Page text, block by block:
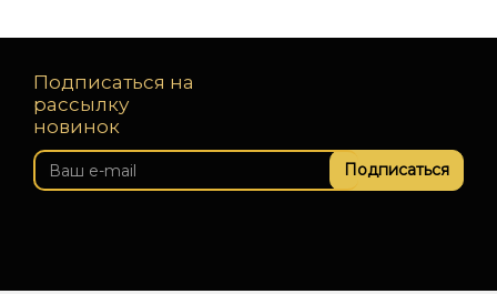
Подписаться на
рассылку
новинок
Подписаться